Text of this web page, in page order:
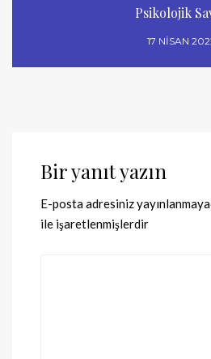
Psikolojik
17 NISAN
Bir yanıt yazın
E-posta adresiniz
ile işaretlenmişlerdir